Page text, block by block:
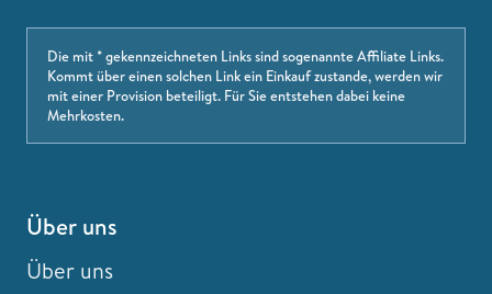
Die mit * gekennzeichneten Links sind sogenannte Affiliate Links.
Kommt über einen solchen Link ein Einkauf zustande, werden wir
mit einer Provision beteiligt. Für Sie entstehen dabei keine
Mehrkosten.
Über uns
Über uns